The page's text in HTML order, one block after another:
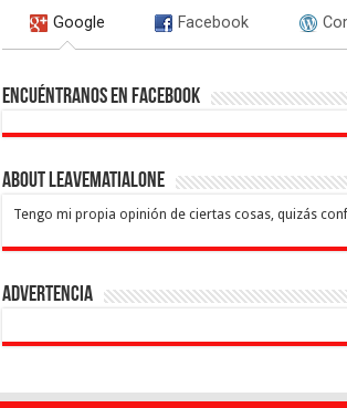
Google Facebook
Encuéntranos en Facebook
About leavematialone
Tengo mi propia opinión de ciertas cosas, quizás
Advertencia